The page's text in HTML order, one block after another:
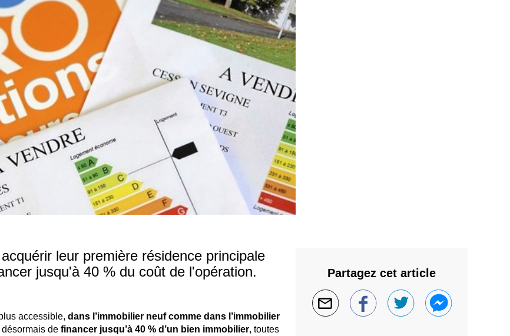
leur première résidence principale
jusqu'à 40 % du coût de l'opération.
accessible, dans l’immobilier neuf comme dans l’immobilier
de financer jusqu’à 40 % d’un bien immobilier, toutes
Partagez cet article